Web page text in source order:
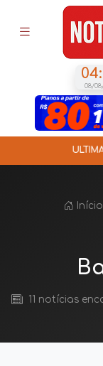
08/
ÚLTIMAS NOTÍCIAS:
Início
11 notícias